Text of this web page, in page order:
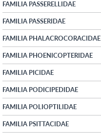
FAMILIA PASSERELLIDAE
FAMILIA PASSERIDAE
FAMILIA PHALACROCORACIDAE
FAMILIA PHOENICOPTERIDAE
FAMILIA PICIDAE
FAMILIA PODICIPEDIDAE
FAMILIA POLIOPTILIDAE
FAMILIA PSITTACIDAE